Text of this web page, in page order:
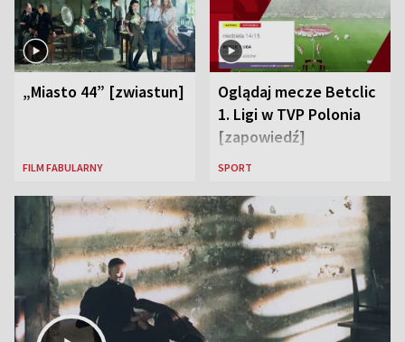
„Miasto 44” [zwiastun]
FILM FABULARNY
Oglądaj mecze Betclic
1. Ligi w TVP Polonia
[zapowiedź]
SPORT